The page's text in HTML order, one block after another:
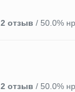
2 отзыв / 50.0%
2 отзыв / 50.0%